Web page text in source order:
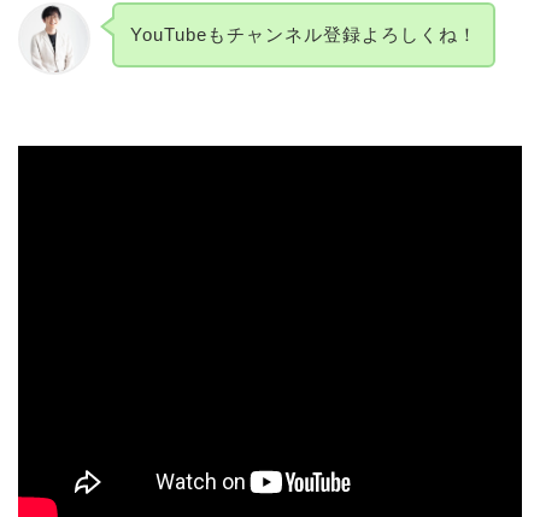
YouTubeもチャンネル登録よろしくね！